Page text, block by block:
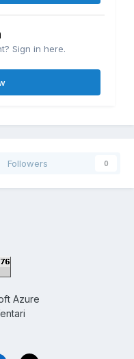
Sign in here.
Followers 0
Azure